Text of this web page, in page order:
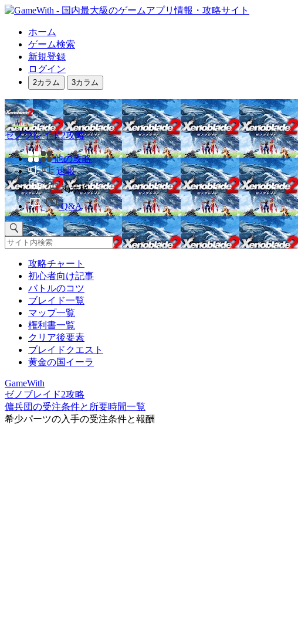
ホーム
ゲーム検索
新規登録
ログイン
2カラム 3カラム
ゼノブレイド2攻略
他の攻略
速報
掲示板
Q&A
攻略チャート
初心者向け記事
バトルのコツ
ブレイド一覧
マップ一覧
権利書一覧
クリア後要素
ブレイドクエスト
黄金の国イーラ
GameWith
ゼノブレイド2攻略
傭兵団の受注条件と所要時間一覧
希少パーツの入手の受注条件と報酬